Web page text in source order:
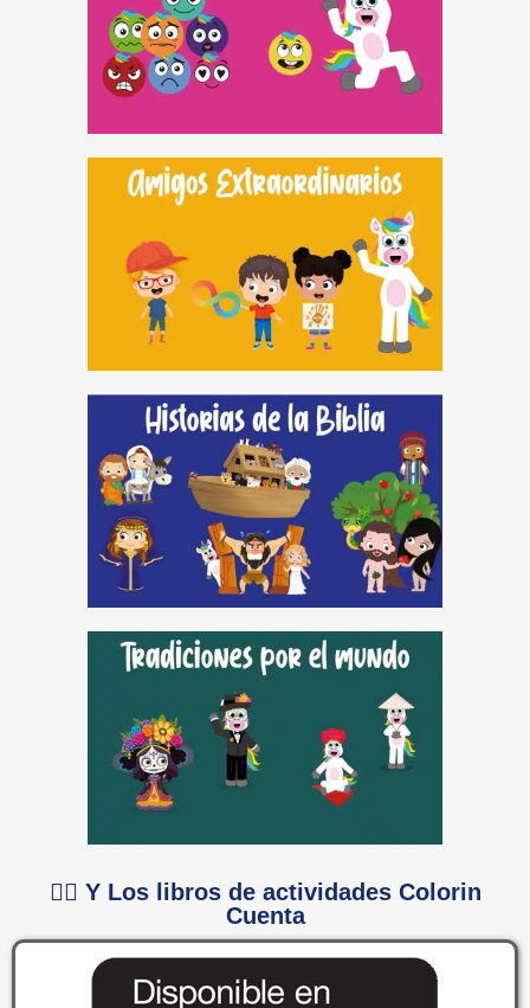
👉🏻 Y Los libros de actividades Colorin
Cuenta